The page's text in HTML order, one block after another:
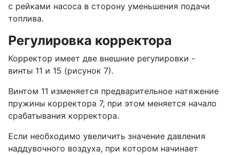
с рейками насоса в сторону уменьшения подачи
топлива.
Регулировка корректора
Корректор имеет две внешние регулировки -
винты 11 и 15 (рисунок 7).
Винтом 11 изменяется предварительное натяжение
пружины корректора 7, при этом меняется начало
срабатывания корректора.
Если необходимо увеличить значение давления
наддувочного воздуха, при котором начинает